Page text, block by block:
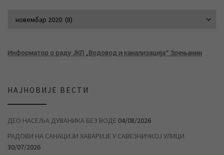
Информатор о раду ЈКП „Водовод и канализација“ Зрењанин
НАЈНОВИЈЕ ВЕСТИ
ДЕО НАСЕЉА ДУВАНИКА БЕЗ ВОДЕ 04/08/2026
РАДОВИ НА САНАЦИЈИ ХАВАРИЈЕ У САВЕЗНИЧКОЈ УЛИЦИ
30/07/2026